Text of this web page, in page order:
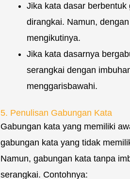
Jika kata dasar
dirangkai. Namun,
mengikutinya.
Jika kata dasarnya
serangkai dengan
menggarisbawahi.
5. Penulisan Gabungan Kata
Gabungan kata yang memiliki
gabungan kata yang tidak
Namun, gabungan kata tanpa
serangkai. Contohnya: